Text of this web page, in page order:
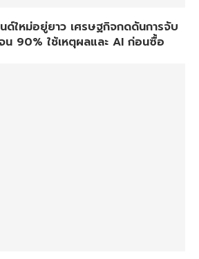
ด์ใหม่อยู่ยาว เศรษฐกิจกดดันการจับ
น 90% ใช้เหตุผลและ AI ก่อนซื้อ